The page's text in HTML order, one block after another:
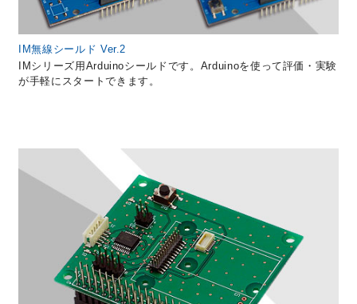
IM無線シールド Ver.2
IMシリーズ用Arduinoシールドです。Arduinoを使って評価・実験
が手軽にスタートできます。